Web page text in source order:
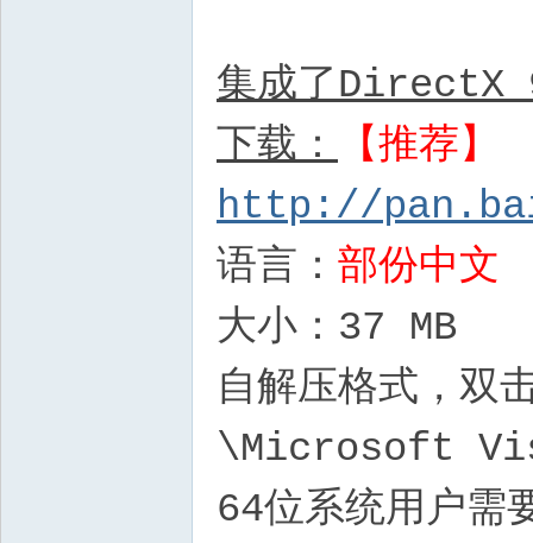
集成了DirectX
下载：
【推荐】
http://
语言： 部份中文
大小：37 MB
自解压格式，
\Microsoft
64位系统用户需